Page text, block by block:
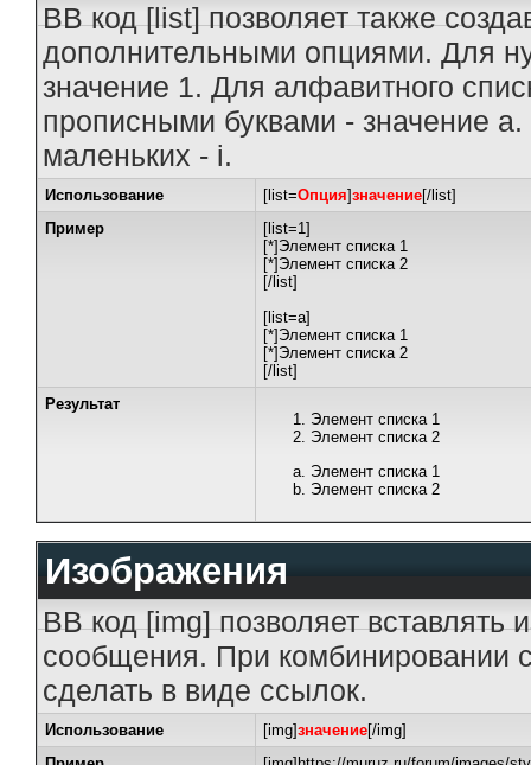
BB код [list] позволяет также
дополнительными опциями. Для
значение 1. Для алфавитного
прописными буквами - значение
маленьких - i.
Использование [list=Опция]значение[/list]
Пример
[list=1]
[*]Элемент списка 1
[*]Элемент списка 2
[/list]
[list=a]
[*]Элемент списка 1
[*]Элемент списка 2
[/list]
Результат
Элемент списка 1
Элемент списка 2
Элемент списка 1
Элемент списка 2
Изображения
BB код [img] позволяет
сообщения. При комбинировании
сделать в виде ссылок.
Использование [img]значение[/img]